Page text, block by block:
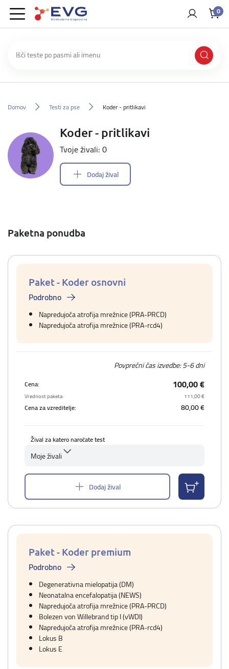
0
Domov Testi za pse Koder - pritlikavi
Koder - pritlikavi
Tvoje živali: 0
Dodaj žival
Paketna ponudba
Paket - Koder osnovni
Podrobno
Napredujoča atrofija mrežnice (PRA-PRCD)
Napredujoča atrofija mrežnice (PRA-rcd4)
Povprečni čas izvedbe: 5-6 dni
Cena: 100,00 €
Vrednost paketa: 111,00 €
Cena za vzreditelje: 80,00 €
Žival za katero naročate test
Moje živali
Dodaj žival
Paket - Koder premium
Podrobno
Degenerativna mielopatija (DM)
Neonatalna encefalopatija (NEWS)
Napredujoča atrofija mrežnice (PRA-PRCD)
Bolezen von Willebrand tip I (vWDI)
Napredujoča atrofija mrežnice (PRA-rcd4)
Lokus B
Lokus E